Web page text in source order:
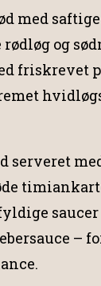
med
og
friskrevet
serveret
–